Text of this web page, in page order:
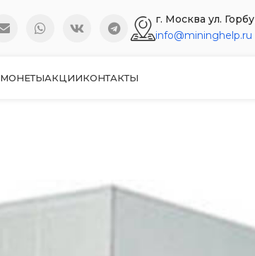
г. Москва ул.
info@mininghelp.ru
МОНЕТЫАКЦИИКОНТАКТЫ